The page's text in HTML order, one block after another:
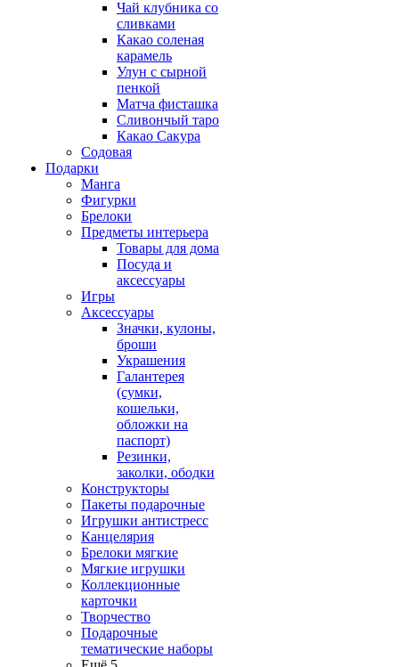
Чай клубника со
сливками
Какао соленая
карамель
Улун с сырной
пенкой
Матча фисташка
Сливончый таро
Какао Сакура
Содовая
Подарки
Манга
Фигурки
Брелоки
Предметы интерьера
Товары для дома
Посуда и
аксессуары
Игры
Аксессуары
Значки, кулоны,
броши
Украшения
Галантерея
(сумки,
кошельки,
обложки на
паспорт)
Резинки,
заколки, ободки
Конструкторы
Пакеты подарочные
Игрушки антистресс
Канцелярия
Брелоки мягкие
Мягкие игрушки
Коллекционные
карточки
Творчество
Подарочные
тематические наборы